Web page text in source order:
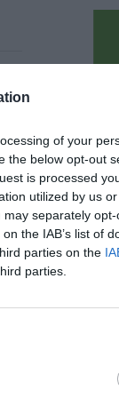
of your
the below opt-out
is processed
utilized by us
separately
the IAB’s list of
parties on the
parties.